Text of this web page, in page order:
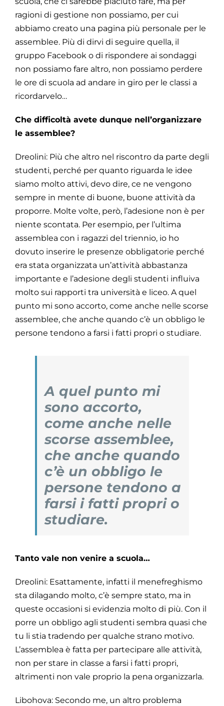
ragioni di gestione non possiamo, per cui
abbiamo creato una pagina più personale per le
assemblee. Più di dirvi di seguire quella, il
gruppo Facebook o di rispondere ai sondaggi
non possiamo fare altro, non possiamo perdere
le ore di scuola ad andare in giro per le classi a
ricordarvelo…
Che difficoltà avete dunque nell’organizzare
le assemblee?
Dreolini: Più che altro nel riscontro da parte degli
studenti, perché per quanto riguarda le idee
siamo molto attivi, devo dire, ce ne vengono
sempre in mente di buone, buone attività da
proporre. Molte volte, però, l’adesione non è per
niente scontata. Per esempio, per l’ultima
assemblea con i ragazzi del triennio, io ho
dovuto inserire le presenze obbligatorie perché
era stata organizzata un’attività abbastanza
importante e l’adesione degli studenti influiva
molto sui rapporti tra università e liceo. A quel
punto mi sono accorto, come anche nelle scorse
assemblee, che anche quando c’è un obbligo le
persone tendono a farsi i fatti propri o studiare.
A quel punto mi
sono accorto,
come anche nelle
scorse assemblee,
che anche quando
c’è un obbligo le
persone tendono a
farsi i fatti propri o
studiare.
Tanto vale non venire a scuola…
Dreolini: Esattamente, infatti il menefreghismo
sta dilagando molto, c’è sempre stato, ma in
queste occasioni si evidenzia molto di più. Con il
porre un obbligo agli studenti sembra quasi che
tu li stia tradendo per qualche strano motivo.
L’assemblea è fatta per partecipare alle attività,
non per stare in classe a farsi i fatti propri,
altrimenti non vale proprio la pena organizzarla.
Libohova: Secondo me, un altro problema